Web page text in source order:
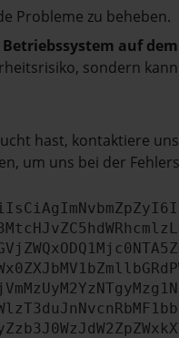
Probleme zu beheben.
auf
sondern
hast, kontaktiere
um uns bei der